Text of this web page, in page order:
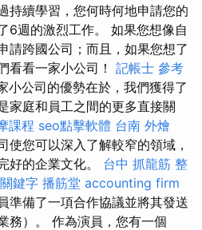
持續學習，您何時何地申請您的
6週的激烈工作。 如果您想像自
請跨國公司；而且，如果您想了
看看一家小公司！ 記帳士 參考
小公司的優勢在於，我們獲得了
家庭和員工之間的更多直接關
課程 seo點擊軟體 台南 外燴
使您可以深入了解較窄的領域，
好的企業文化。 台中 抓龍筋 整
鍵字 播筋堂 accounting firm
準備了一項合作協議並將其發送
務）。 作為演員，您有一個